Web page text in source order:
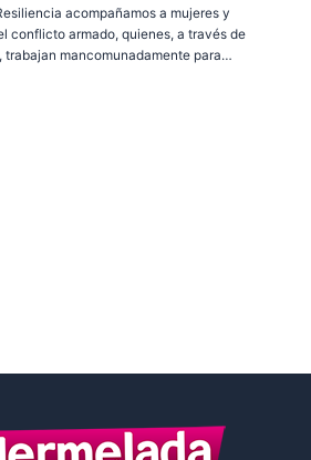
acompañamos a mujeres y
conflicto armado, quienes, a través de
trabajan mancomunadamente para…